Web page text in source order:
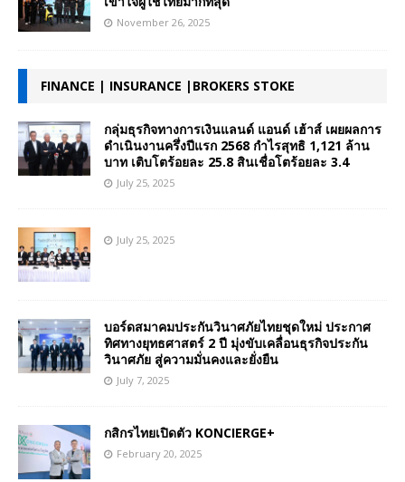
November 26, 2025
FINANCE | INSURANCE |BROKERS STOKE
กลุ่มธุรกิจทางการเงินแลนด์ แอนด์ เฮ้าส์ เผยผลการ
ดำเนินงานครึ่งปีแรก 2568 กำไรสุทธิ 1,121 ล้าน
บาท เติบโตร้อยละ 25.8 สินเชื่อโตร้อยละ 3.4
July 25, 2025
July 25, 2025
บอร์ดสมาคมประกันวินาศภัยไทยชุดใหม่ ประกาศ
ทิศทางยุทธศาสตร์ 2 ปี มุ่งขับเคลื่อนธุรกิจประกัน
วินาศภัย สู่ความมั่นคงและยั่งยืน
July 7, 2025
กสิกรไทยเปิดตัว KONCIERGE+
February 20, 2025